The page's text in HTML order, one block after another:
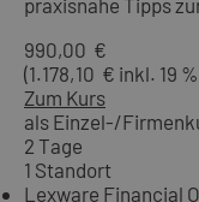
praxisnahe Tipps
990,00 €
(1.178,10 € inkl. 19
Zum Kurs
als Einzel-/
2 Tage
1 Standort
Lexware Financial